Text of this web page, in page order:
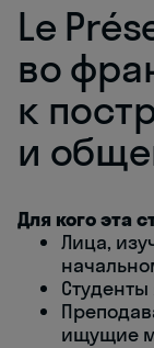
Le
во
к
и
Для кого эта
Лица,
ищущие
Skyeng Chat
online